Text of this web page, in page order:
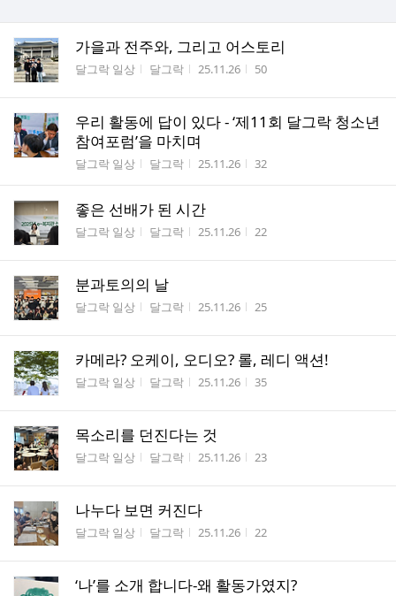
가을과 전주와, 그리고 어스토리
게시판명
달그락 일상 작성자
달그락 작성시간
25.11.26 조회수
50
우리 활동에 답이 있다 - ‘제11회 달그락 청소년
참여포럼’을 마치며
게시판명
달그락 일상 작성자
달그락 작성시간
25.11.26 조회수
32
좋은 선배가 된 시간
게시판명
달그락 일상 작성자
달그락 작성시간
25.11.26 조회수
22
분과토의의 날
게시판명
달그락 일상 작성자
달그락 작성시간
25.11.26 조회수
25
카메라? 오케이, 오디오? 롤, 레디 액션!
게시판명
달그락 일상 작성자
달그락 작성시간
25.11.26 조회수
35
목소리를 던진다는 것
게시판명
달그락 일상 작성자
달그락 작성시간
25.11.26 조회수
23
나누다 보면 커진다
게시판명
달그락 일상 작성자
달그락 작성시간
25.11.26 조회수
22
‘나’를 소개 합니다-왜 활동가였지?